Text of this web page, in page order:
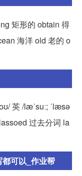
矩形的 obtain 得
海洋 old 老的 o
英 /læˈsuː; ˈlæsə
过去分词 la
可以_作业帮